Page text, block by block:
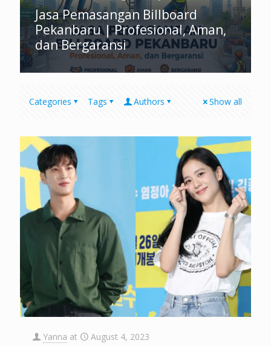
Jasa Pemasangan Billboard
Pekanbaru | Profesional, Aman,
dan Bergaransi
Categories Tags Authors Show all
Yanna at August 4, 2023